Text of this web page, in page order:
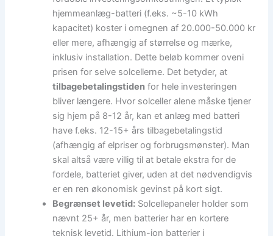
hjemmeanlæg-batteri (f.eks. ~5-10 kWh
kapacitet) koster i omegnen af 20.000-50.000 kr
eller mere, afhængig af størrelse og mærke,
inklusiv installation. Dette beløb kommer oveni
prisen for selve solcellerne. Det betyder, at
tilbagebetalingstiden for hele investeringen
bliver længere. Hvor solceller alene måske tjener
sig hjem på 8-12 år, kan et anlæg med batteri
have f.eks. 12-15+ års tilbagebetalingstid
(afhængig af elpriser og forbrugsmønster). Man
skal altså være villig til at betale ekstra for de
fordele, batteriet giver, uden at det nødvendigvis
er en ren økonomisk gevinst på kort sigt.
Begrænset levetid: Solcellepaneler holder som
nævnt 25+ år, men batterier har en kortere
teknisk levetid. Lithium-ion batterier i